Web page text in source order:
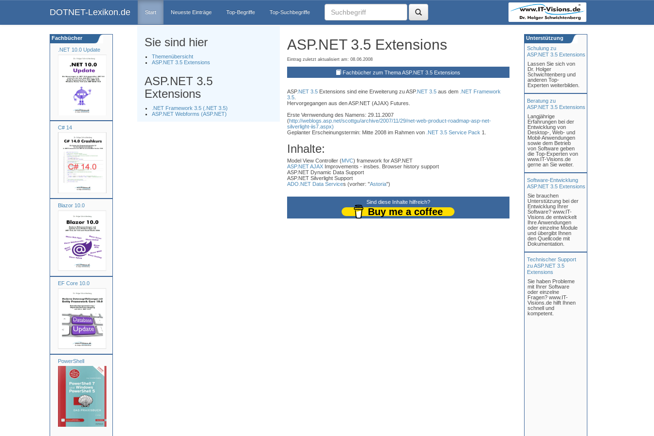
DOTNET-Lexikon.de Start Neueste Einträge Top-Begriffe Top-Suchbegriffe
.NET 10.0 Update
C# 14
Blazor 10.0
EF Core 10.0
PowerShell
Fachbücher Sie sind hier
Themenübersicht
ASP.NET 3.5 Extensions
ASP.NET 3.5
Extensions
.NET Framework 3.5 (.NET 3.5)
ASP.NET Webforms (ASP.NET)
ASP.NET 3.5 Extensions
Eintrag zuletzt aktualisiert am: 08.06.2008
Fachbücher zum Thema ASP.NET 3.5 Extensions
ASP.NET 3.5Extensions sind eine Erweiterung zu ASP.NET 3.5aus dem .NET Framework
3.5.
Hervorgegangen aus den ASP.NET (AJAX) Futures.
Erste Vernwendung des Namens: 29.11.2007
(http://weblogs.asp.net/scottgu/archive/2007/11/29/net-web-product-roadmap-asp-net-
silverlight-iis7.aspx)
Geplanter Erscheinungstermin: Mitte 2008 im Rahmen von .NET 3.5 Service Pack 1.
Inhalte:
Model View Controller (MVC) framework for ASP.NET
ASP.NET AJAXImprovements - insbes. Browser history support
ASP.NET Dynamic Data Support
ASP.NET Silverlight Support
ADO.NET Data Services (vorher: "Astoria")
Sind diese Inhalte hilfreich?
Buy me a coffee
Schulung zu
ASP.NET 3.5 Extensions
Lassen Sie sich von
Dr. Holger
Schwichtenberg und
anderen Top-
Experten weiterbilden.
Beratung zu
ASP.NET 3.5 Extensions
Langjährige
Erfahrungen bei der
Entwicklung von
Desktop-, Web- und
Mobil-Anwendungen
sowie dem Betrieb
von Software geben
die Top-Experten von
www.IT-Visions.de
gerne an Sie weiter.
Software-Entwicklung
ASP.NET 3.5 Extensions
Sie brauchen
Unterstützung bei der
Entwicklung Ihrer
Software? www.IT-
Visions.de entwickelt
Ihre Anwendungen
oder einzelne Module
und übergibt Ihnen
den Quellcode mit
Dokumentation.
Technischer Support
zu ASP.NET 3.5
Extensions
Sie haben Probleme
mit Ihrer Software
oder einzelne
Fragen? www.IT-
Visions.de hilft Ihnen
schnell und
kompetent.
Unterstützung